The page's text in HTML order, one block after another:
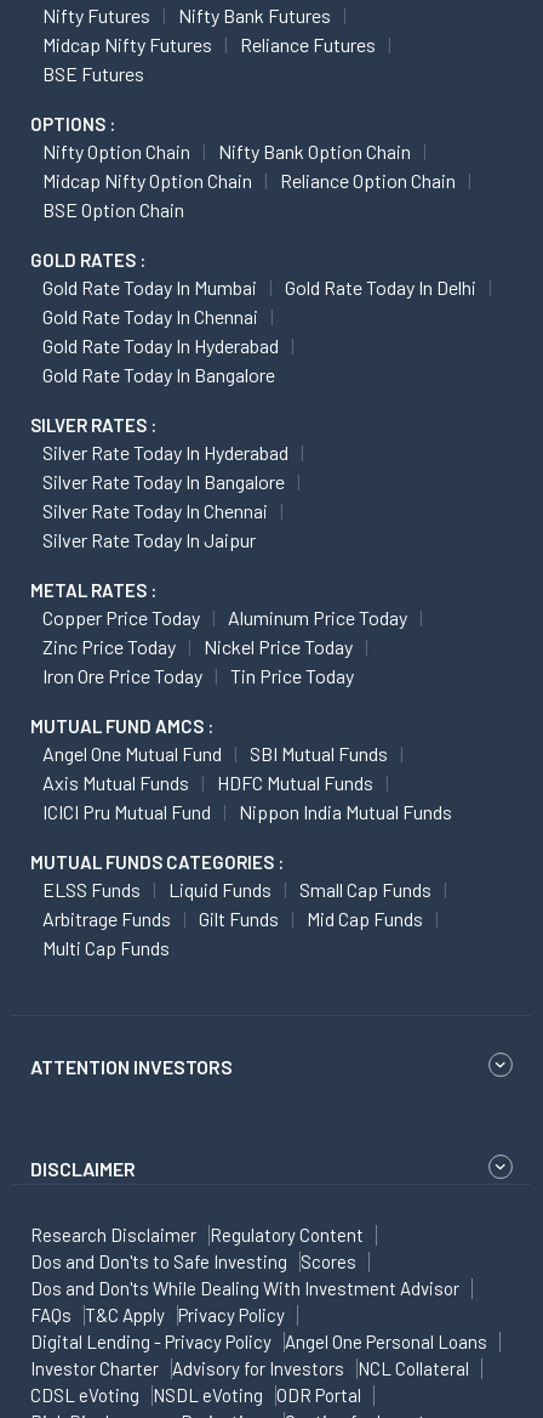
Nifty Futures
Nifty Bank Futures
Midcap Nifty Futures
Reliance Futures
BSE Futures
OPTIONS :
Nifty Option Chain
Nifty Bank Option Chain
Midcap Nifty Option Chain
Reliance Option Chain
BSE Option Chain
GOLD RATES :
Gold Rate Today In Mumbai
Gold Rate Today In Delhi
Gold Rate Today In Chennai
Gold Rate Today In Hyderabad
Gold Rate Today In Bangalore
SILVER RATES :
Silver Rate Today In Hyderabad
Silver Rate Today In Bangalore
Silver Rate Today In Chennai
Silver Rate Today In Jaipur
METAL RATES :
Copper Price Today
Aluminum Price Today
Zinc Price Today
Nickel Price Today
Iron Ore Price Today
Tin Price Today
MUTUAL FUND AMCS :
Angel One Mutual Fund
SBI Mutual Funds
Axis Mutual Funds
HDFC Mutual Funds
ICICI Pru Mutual Fund
Nippon India Mutual Funds
MUTUAL FUNDS CATEGORIES :
ELSS Funds Liquid Funds
Small Cap Funds
Arbitrage Funds
Gilt Funds
Mid Cap Funds
Multi Cap Funds
ATTENTION INVESTORS
DISCLAIMER
Research Disclaimer
Regulatory Content
Dos and Don'ts to Safe Investing
Scores
Dos and Don'ts While Dealing With Investment Advisor
FAQs
T&C Apply
Privacy Policy
Digital Lending - Privacy Policy
Angel One Personal Loans
Investor Charter
Advisory for Investors
NCL Collateral
CDSL eVoting
NSDL eVoting
ODR Portal